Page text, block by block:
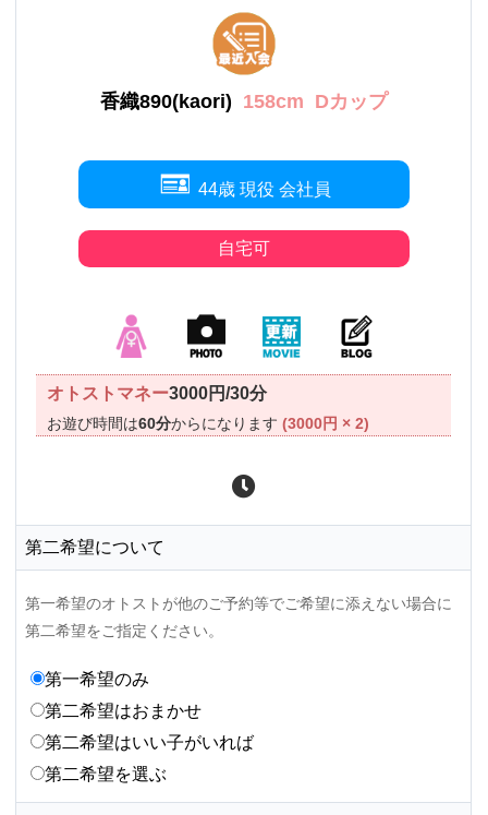
香織890(kaori) 158cm Dカップ
44歳 現役 会社員
自宅可
オトストマネー3000円/30分
お遊び時間は60分からになります(3000円 × 2)
第二希望について
第一希望のオトストが他のご予約等でご希望に添えない場合に
第二希望をご指定ください。
第一希望のみ
第二希望はおまかせ
第二希望はいい子がいれば
第二希望を選ぶ